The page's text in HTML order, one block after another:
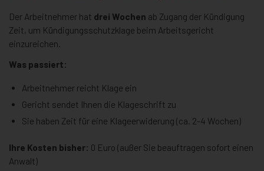
Der Arbeitnehmer hat drei Wochen ab Zugang der Kündigung
Zeit, um Kündigungsschutzklage beim Arbeitsgericht
einzureichen.
Was passiert:
Arbeitnehmer reicht Klage ein
Gericht sendet Ihnen die Klageschrift zu
Sie haben Zeit für eine Klageerwiderung (ca. 2-4 Wochen)
Ihre Kosten bisher: 0 Euro (außer Sie beauftragen sofort einen
Anwalt)